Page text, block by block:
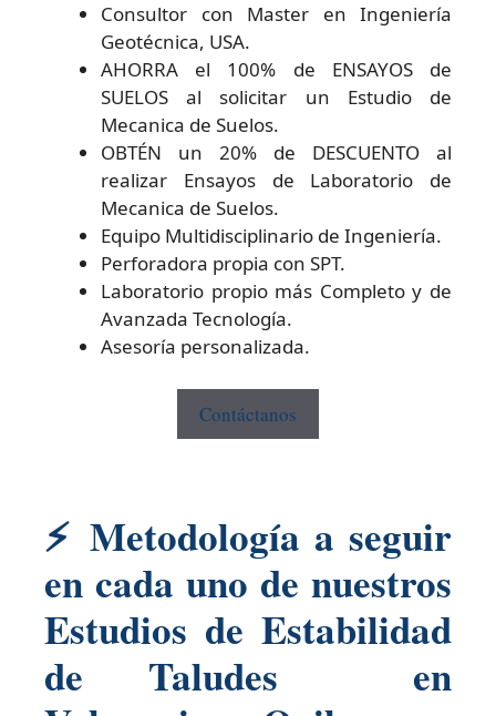
Consultor con Master en Ingeniería
Geotécnica, USA.
AHORRA el 100% de ENSAYOS de
SUELOS al solicitar un Estudio de
Mecanica de Suelos.
OBTÉN un 20% de DESCUENTO al
realizar Ensayos de Laboratorio de
Mecanica de Suelos.
Equipo Multidisciplinario de Ingeniería.
Perforadora propia con SPT.
Laboratorio propio más Completo y de
Avanzada Tecnología.
Asesoría personalizada.
Contáctanos
⚡ Metodología a seguir
en cada uno de nuestros
Estudios de Estabilidad
de Taludes en